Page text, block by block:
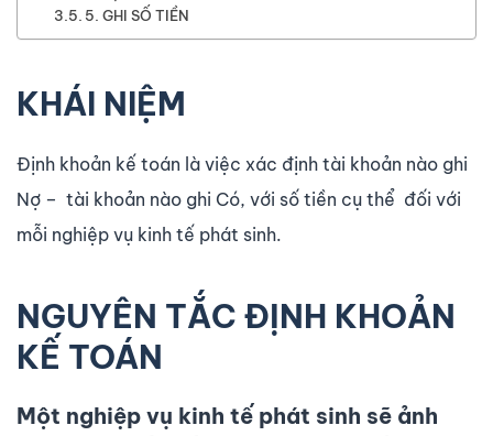
5. GHI SỐ TIỀN
KHÁI NIỆM
Định khoản kế toán là việc xác định tài khoản nào ghi
Nợ – tài khoản nào ghi Có, với số tiền cụ thể đối với
mỗi nghiệp vụ kinh tế phát sinh.
NGUYÊN TẮC ĐỊNH KHOẢN
KẾ TOÁN
Một nghiệp vụ kinh tế phát sinh sẽ ảnh